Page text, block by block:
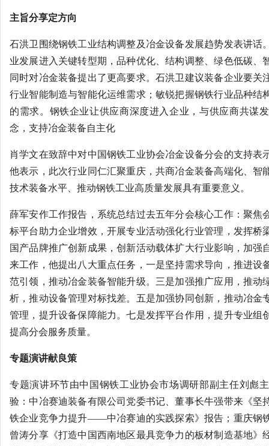
主旨分享定方向
石洪卫围绕钢铁工业结构调整及冶金设备发展趋势发表讲话
业发展进入关键转型期，品种优化、结构调整、绿色低碳、
同时对冶金装备提出了更高要求。石洪卫建议装备企业要关
行业智能制造与智能化运维需求；敏锐把握钢铁行业品种结
的需求。钢铁企业让供应商深度进入企业，与供应商共谋
念，支持冶金装备自主化
肖学文在致辞中对中国钢铁工业协会冶金设备分会的支持表
他表示，此次行业同仁汇聚重庆，共商冶金装备高端化、智
技术装备水平、推动钢铁工业高质量发展具有重要意义。
薛军安作工作报告，系统总结过去五年分会核心工作：聚焦
标平台助力企业增效，开展专业活动强化行业管理，发挥桥
国产品牌推广创新成果，创新活动载体扩大行业影响，加强
来工作，他提出八大重点任务，一是坚持需求导向，推进设
范引领，推动冶金装备智能升级。三是加强推广应用，推动
析，推动设备管理对标找差。五是加强协同创新，推动冶金
管理，提升设备保障能力。七是发挥平台作用，提升专业组
提高分会服务质量。
专题演讲献良策
专题演讲环节由中国钢铁工业协会市场调研部副主任刘彪
验：中冶赛迪装备有限公司党委书记、董事长牛强带来《坚
铁企业竞争力提升——中冶赛迪的实践探索》报告；重庆钢
曾涛分享《打造中国西南地区最具竞争力的板材制造基地》